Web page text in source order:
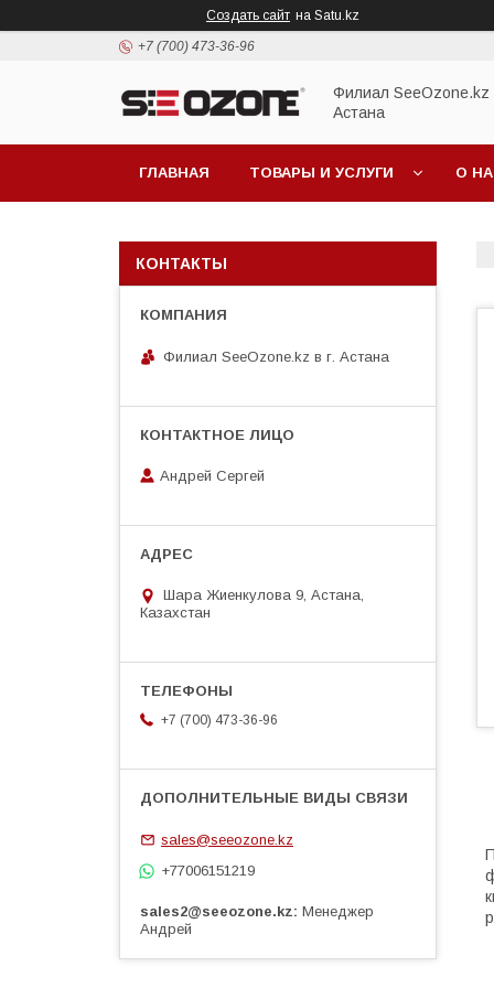
Создать сайт на Satu.kz
+7 (700) 473-36-96
Филиал SeeOzone.kz
Астана
ГЛАВНАЯ ТОВАРЫ И УСЛУГИ О
КОНТАКТЫ
Филиал SeeOzone.kz в г. Астана
Андрей Сергей
Шара Жиенкулова 9, Астана,
Казахстан
+7 (700) 473-36-96
sales@seeozone.kz
+77006151219
sales2@seeozone.kz Менеджер
Андрей